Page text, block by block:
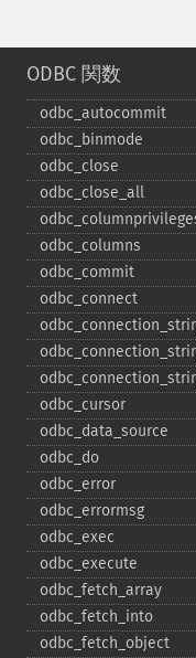
ODBC 関数
odbc_​autocommit
odbc_​binmode
odbc_​close
odbc_​close_​all
odbc_​columns
odbc_​commit
odbc_​connect
odbc_​cursor
odbc_​data_​source
odbc_​do
odbc_​error
odbc_​errormsg
odbc_​exec
odbc_​execute
odbc_​fetch_​array
odbc_​fetch_​into
odbc_​fetch_​object